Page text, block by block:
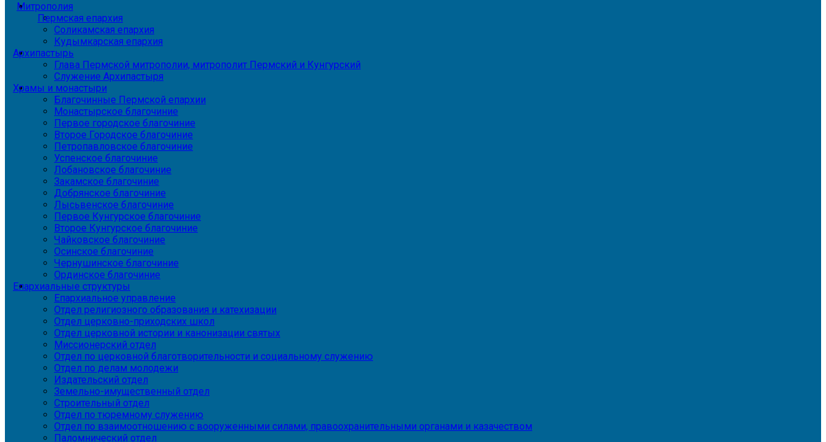
Митрополия
Пермская епархия
Соликамская епархия
Кудымкарская епархия
Архипастырь
Глава Пермской митрополии, митрополит Пермский и Кунгурский
Служение Архипастыря
Храмы и монастыри
Благочинные Пермской епархии
Монастырское благочиние
Первое городское благочиние
Второе Городское благочиние
Петропавловское благочиние
Успенское благочиние
Лобановское благочиние
Закамское благочиние
Добрянское благочиние
Лысьвенское благочиние
Первое Кунгурское благочиние
Второе Кунгурское благочиние
Чайковское благочиние
Осинское благочиние
Чернушинское благочиние
Ординское благочиние
Епархиальные структуры
Епархиальное управление
Отдел религиозного образования и катехизации
Отдел церковно-приходских школ
Отдел церковной истории и канонизации святых
Миссионерский отдел
Отдел по церковной благотворительности и социальному служению
Отдел по делам молодежи
Издательский отдел
Земельно-имущественный отдел
Строительный отдел
Отдел по тюремному служению
Отдел по взаимоотношению с вооруженными силами, правоохранительными органами и казачеством
Паломнический отдел